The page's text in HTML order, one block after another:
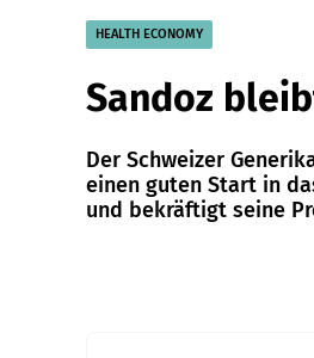
HEALTH ECONOMY
Sandoz
Der Schweizer
einen guten Start in
und bekräftigt seine